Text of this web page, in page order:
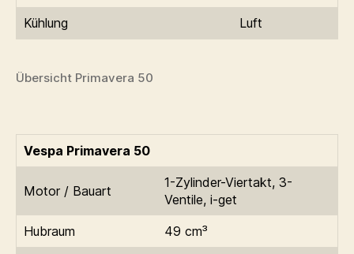
Kühlung
Luft
Übersicht Primavera 50
Vespa Primavera 50
Motor / Bauart
1-Zylinder-Viertakt, 3-
Ventile, i-get
Hubraum
49 cm³